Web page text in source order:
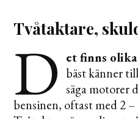
Tvåtaktare,
D et finns
bäst känner
säga motorer
bensinen, oftast med 2